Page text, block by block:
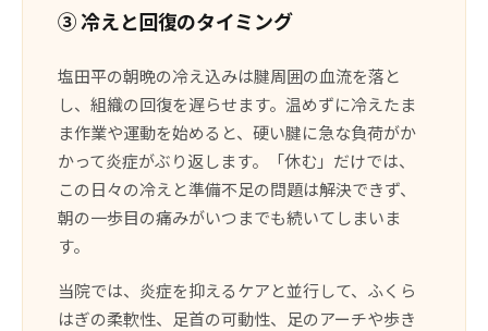
③ 冷えと回復のタイミング
塩田平の朝晩の冷え込みは腱周囲の血流を落と
し、組織の回復を遅らせます。温めずに冷えたま
ま作業や運動を始めると、硬い腱に急な負荷がか
かって炎症がぶり返します。「休む」だけでは、
この日々の冷えと準備不足の問題は解決できず、
朝の一歩目の痛みがいつまでも続いてしまいま
す。
当院では、炎症を抑えるケアと並行して、ふくら
はぎの柔軟性、足首の可動性、足のアーチや歩き